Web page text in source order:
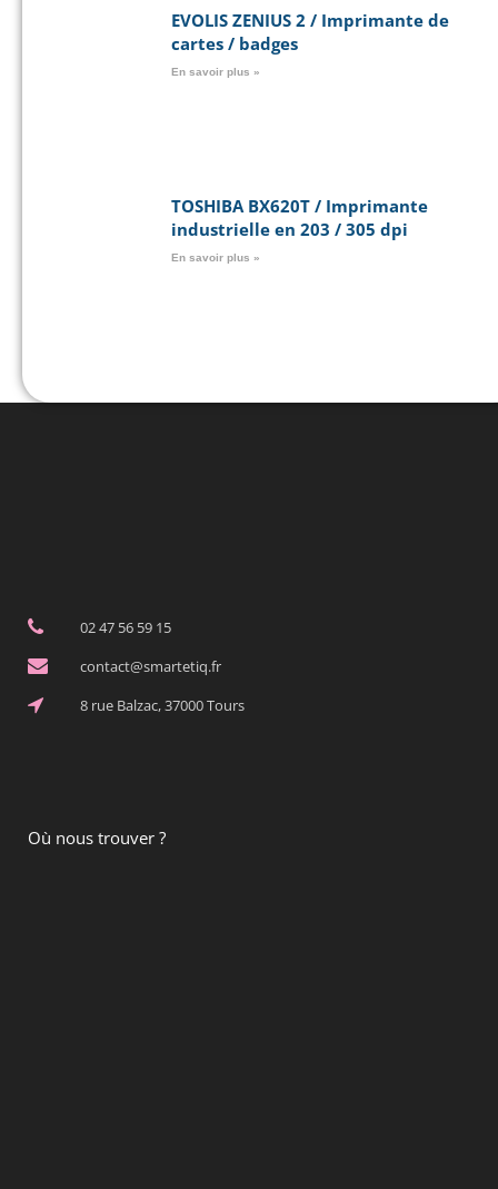
EVOLIS ZENIUS 2 / Imprimante de
cartes / badges
En savoir plus »
TOSHIBA BX620T / Imprimante
industrielle en 203 / 305 dpi
En savoir plus »
02 47 56 59 15
contact@smartetiq.fr
8 rue Balzac, 37000 Tours
Où nous trouver ?